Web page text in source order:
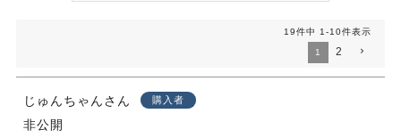
19件中 1-10件表示
1 2
じゅんちゃん 購入者
非公開